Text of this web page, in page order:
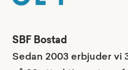
SBF Bostad
Sedan 2003 erbjuder vi